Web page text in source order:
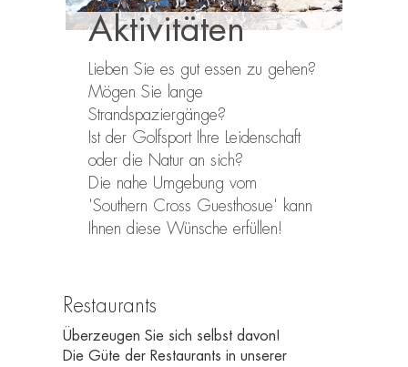
Aktivitäten
Lieben Sie es gut essen zu gehen?
Mögen Sie lange
Strandspaziergänge?
Ist der Golfsport Ihre Leidenschaft
oder die Natur an sich?
Die nahe Umgebung vom
'Southern Cross Guesthosue' kann
Ihnen diese Wünsche erfüllen!
Restaurants
Überzeugen Sie sich selbst davon!
Die Güte der Restaurants in unserer